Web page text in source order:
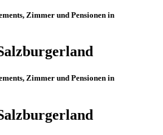
Zimmer und Pensionen in
Zimmer und Pensionen in